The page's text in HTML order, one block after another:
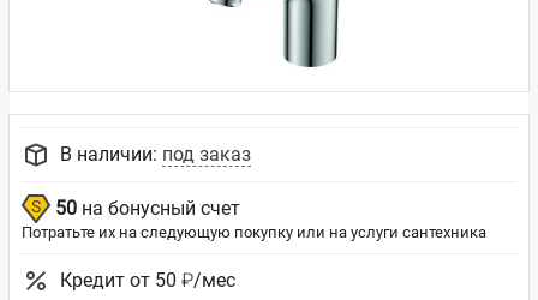
В наличии: под заказ
50 на бонусный счет
Потратьте их на следующую покупку или на услуги сантехника
Кредит от 50 ₽/мес